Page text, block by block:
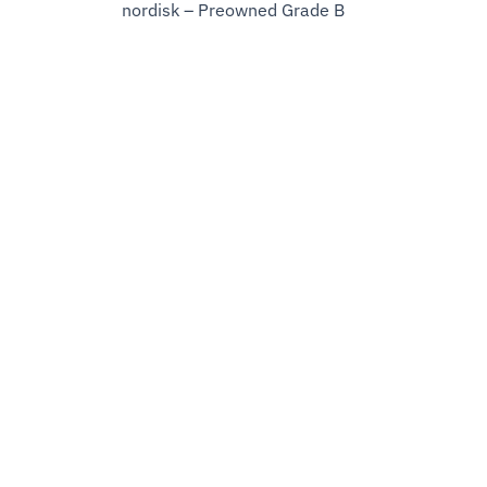
nordisk – Preowned Grade B